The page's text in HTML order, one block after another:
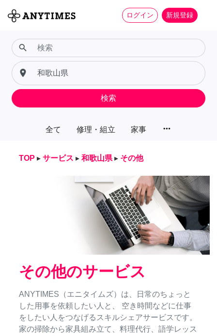
ログイン 新規登録
全て 修理・組立 家事 more_horiz
search
place
検索
TOP ▸ サービス ▸ 和歌山県 ▸ その他
その他のサービス
ANYTIMES（エニタイムズ）は、日常のちょっと
した用事を依頼したい人と、 空き時間などに仕事
をしたい人をつなげるスキルシェアサービスです。
家の掃除から家具組み立て、料理代行、語学レッス